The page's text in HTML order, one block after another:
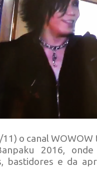
o canal
2016,
bastidores e da